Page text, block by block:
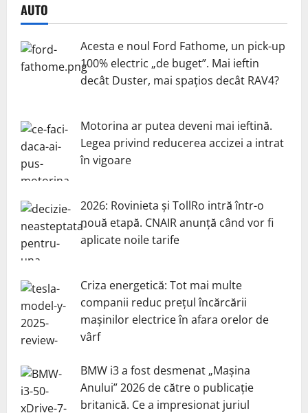
AUTO
Acesta e noul Ford Fathome, un pick-up
100% electric „de buget”. Mai ieftin
decât Duster, mai spațios decât RAV4?
Motorina ar putea deveni mai ieftină.
Legea privind reducerea accizei a intrat
în vigoare
2026: Rovinieta și TollRo intră într-o
nouă etapă. CNAIR anunță când vor fi
aplicate noile tarife
Criza energetică: Tot mai multe
companii reduc prețul încărcării
mașinilor electrice în afara orelor de
vârf
BMW i3 a fost desmenat „Mașina
Anului” 2026 de către o publicație
britanică. Ce a impresionat juriul